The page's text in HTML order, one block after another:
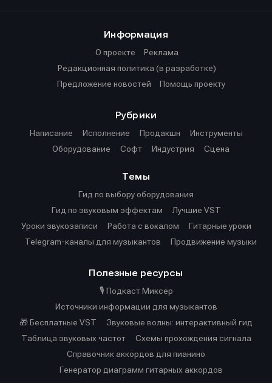
Информация
О проекте
Реклама
Редакционная политика (в разработке)
Предложение новостей
Помощь проекту
Рубрики
Написание
Исполнение Продакшн
Инструменты
Оборудование
Софт Индустрия Сцена
Темы
Гид по выбору оборудования
Гид по звуковым эффектам
Лучшие VST
Уроки звукозаписи
Работа с вокалом
Гитарные уроки
Telegram-каналы для музыкантов
Продвижение музыки
Полезные ресурсы
🎙️ Подкаст Миксер
Источники информации для музыкантов
🎁 Бесплатные VST
Звуковые волны: интерактивный гид
Таблица звуковых частот
Cхемы прохождения сигнала
Справочник аккордов для пианино
Генератор диаграмм гитарных аккордов